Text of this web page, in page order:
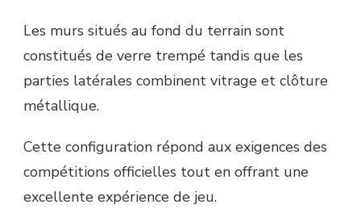
Les murs situés au fond du terrain sont
constitués de verre trempé tandis que les
parties latérales combinent vitrage et clôture
métallique.
Cette configuration répond aux exigences des
compétitions officielles tout en offrant une
excellente expérience de jeu.